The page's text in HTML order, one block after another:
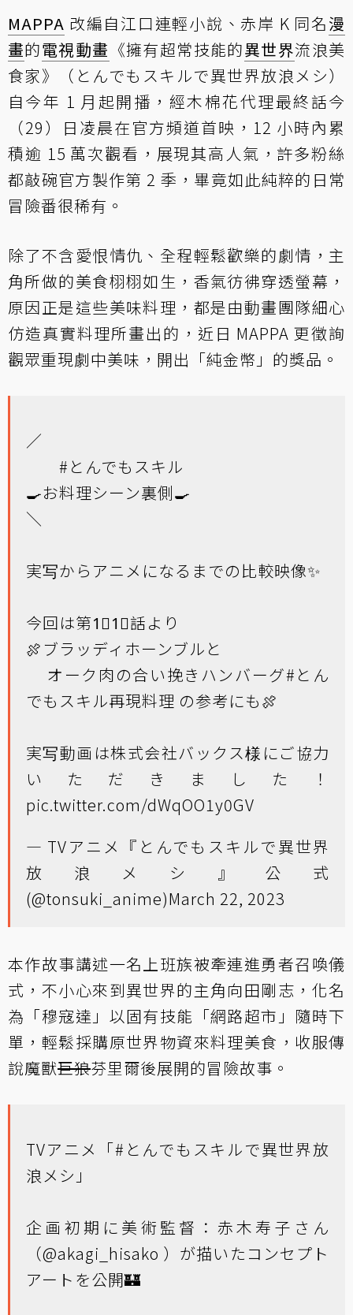
MAPPA 改編自江口連輕小說、赤岸 K 同名漫
畫的電視動畫 《擁有超常技能的異世界流浪美
食家》（とんでもスキルで異世界放浪メシ）
自今年 1 月起開播，經木棉花代理最終話今
（29）日凌晨在官方頻道首映，12 小時內累
積逾 15 萬次觀看，展現其高人氣，許多粉絲
都敲碗官方製作第 2 季，畢竟如此純粹的日常
冒險番很稀有。
除了不含愛恨情仇、全程輕鬆歡樂的劇情，主
角所做的美食栩栩如生，香氣彷彿穿透螢幕，
原因正是這些美味料理，都是由動畫團隊細心
仿造真實料理所畫出的，近日 MAPPA 更徵詢
觀眾重現劇中美味，開出「純金幣」的獎品。
／
#とんでもスキル
🍳お料理シーン裏側🍳
＼
実写からアニメになるまでの比較映像✨
今回は第1⃣1⃣話より
🍖ブラッディホーンブルと
オーク肉の合い挽きハンバーグ#とん
でもスキル再現料理 の参考にも🍖
実写動画は株式会社バックス様にご協力
いただきました！
pic.twitter.com/dWqOO1y0GV
— TVアニメ『とんでもスキルで異世界
放浪メシ』公式
(@tonsuki_anime)March 22, 2023
本作故事講述一名上班族被牽連進勇者召喚儀
式，不小心來到異世界的主角向田剛志，化名
為「穆寇達」以固有技能「網路超市」隨時下
單，輕鬆採購原世界物資來料理美食，收服傳
說魔獸巨狼芬里爾後展開的冒險故事。
TVアニメ「#とんでもスキルで異世界放
浪メシ 」
企画初期に美術監督：赤木寿子さん
（@akagi_hisako ）が描いたコンセプト
アートを公開🏰